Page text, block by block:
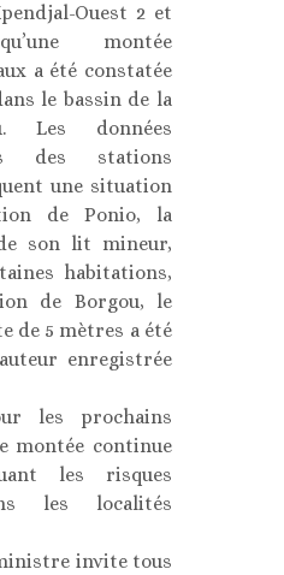
Ouest 2 et
montée
a été constatée
le bassin de la
Les données
des stations
une situation
de Ponio, la
son lit mineur,
habitations,
de Borgou, le
de 5 mètres a été
enregistrée
les prochains
montée continue
les risques
les localités
invite tous